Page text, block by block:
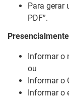
Para gerar
PDF”.
Informar o
ou
Informar o
Informar o